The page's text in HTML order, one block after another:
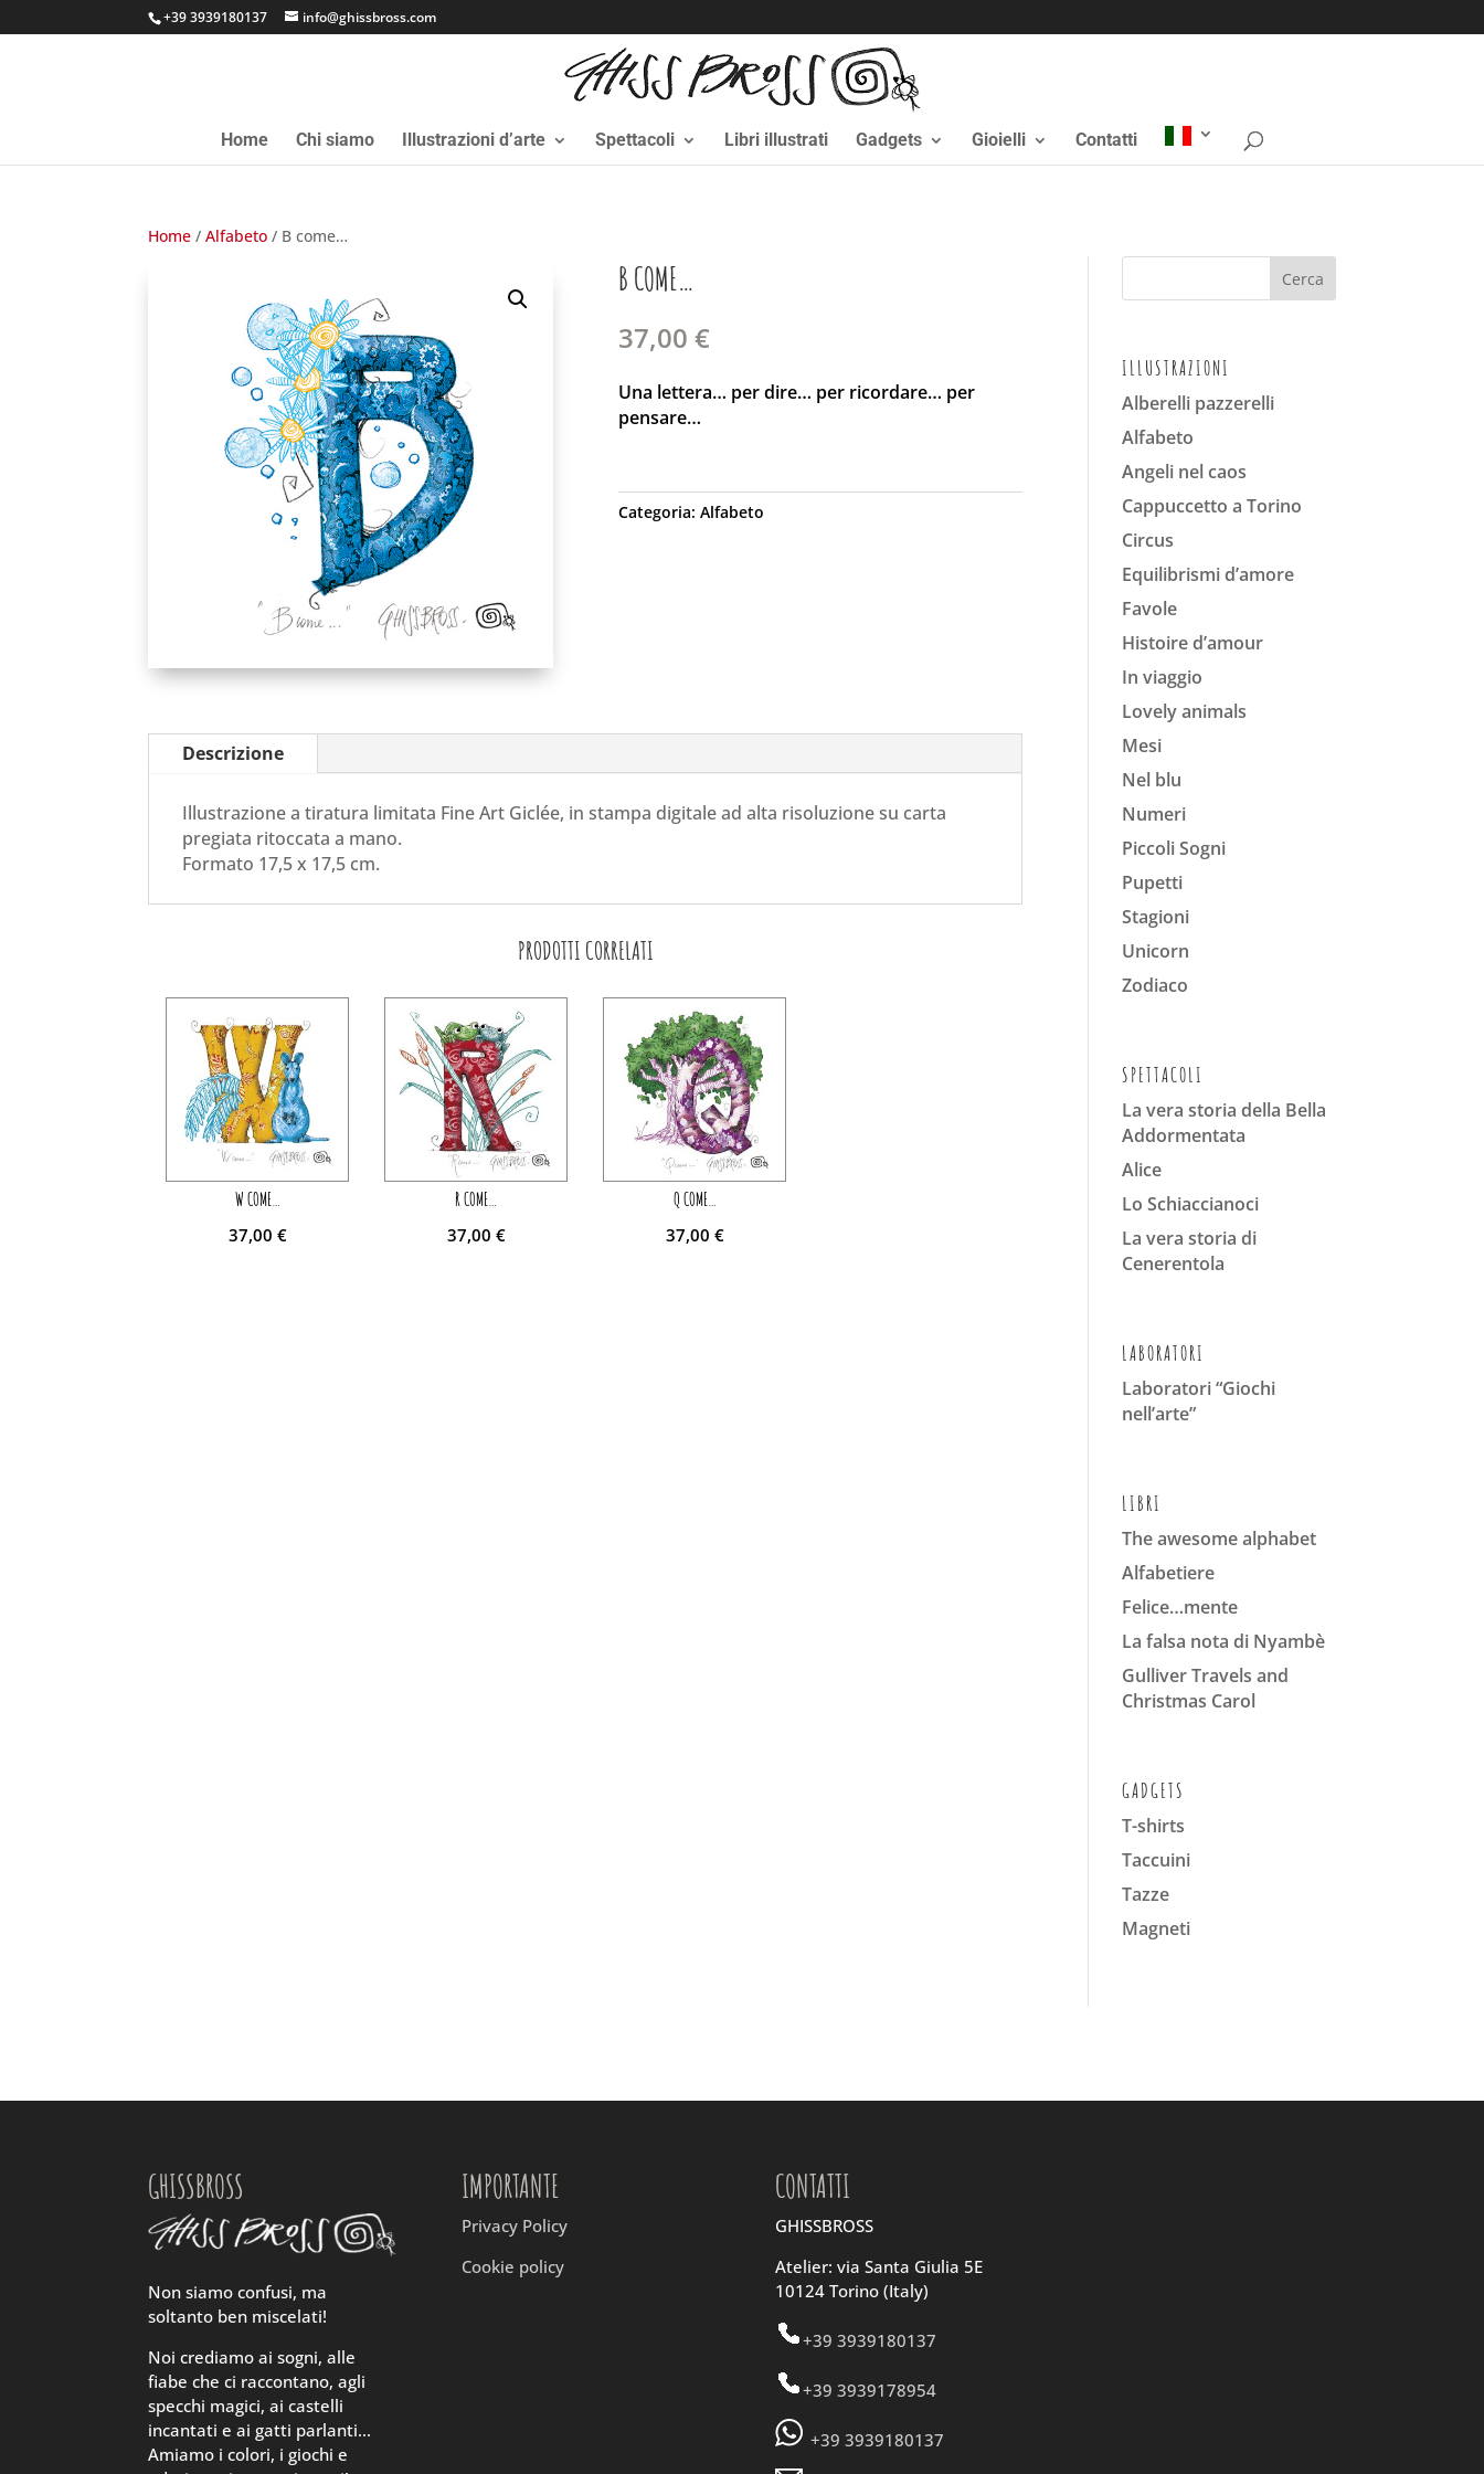
+39 3939180137 info@ghissbross.com
Home Chi siamo Illustrazioni d’arte Spettacoli Libri illustrati Gadgets Gioielli Contatti
Home /Alfabeto / B come…
B COME…
37,00 €
Una lettera… per dire… per ricordare… per
pensare…
Categoria: Alfabeto
Descrizione
Illustrazione a tiratura limitata Fine Art Giclée, in stampa digitale ad alta risoluzione su carta
pregiata ritoccata a mano.
Formato 17,5 x 17,5 cm.
PRODOTTI CORRELATI
W COME…
37,00 €
R COME…
37,00 €
Q COME…
37,00 €
ILLUSTRAZIONI
Alberelli pazzerelli
Alfabeto
Angeli nel caos
Cappuccetto a Torino
Circus
Equilibrismi d’amore
Favole
Histoire d’amour
In viaggio
Lovely animals
Mesi
Nel blu
Numeri
Piccoli Sogni
Pupetti
Stagioni
Unicorn
Zodiaco
SPETTACOLI
La vera storia della Bella
Addormentata
Alice
Lo Schiaccianoci
La vera storia di
Cenerentola
LABORATORI
Laboratori “Giochi
nell’arte”
LIBRI
The awesome alphabet
Alfabetiere
Felice…mente
La falsa nota di Nyambè
Gulliver Travels and
Christmas Carol
GADGETS
T-shirts
Taccuini
Tazze
Magneti
GHISSBROSS
Non siamo confusi, ma
soltanto ben miscelati!
Noi crediamo ai sogni, alle
fiabe che ci raccontano, agli
specchi magici, ai castelli
incantati e ai gatti parlanti…
Amiamo i colori, i giochi e
IMPORTANTE
Privacy Policy
Cookie policy
CONTATTI
GHISSBROSS
Atelier: via Santa Giulia 5E
10124 Torino (Italy)
+39 3939180137
+39 3939178954
+39 3939180137